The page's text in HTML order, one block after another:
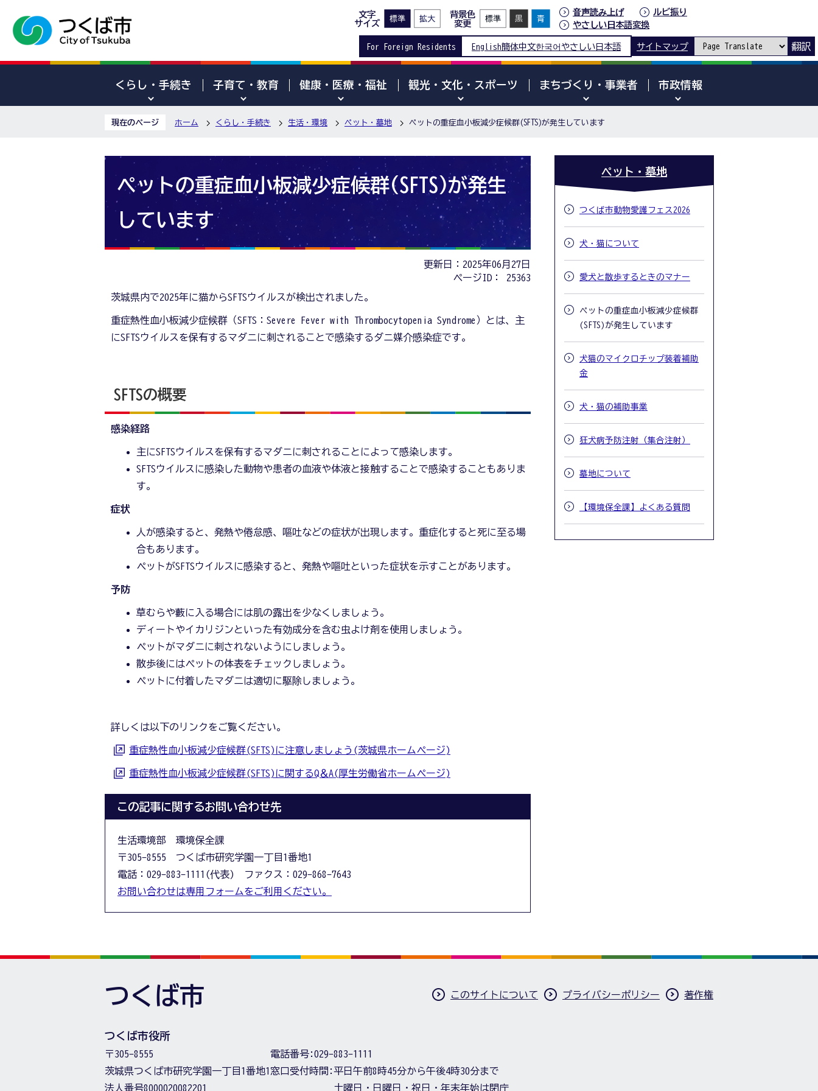
文字
サイズ
背景色
変更
音声読み上げ
ルビ振り
やさしい日本語変換
For Foreign Residents English簡体中文한국어 やさしい日本語 サイトマップ 翻訳
くらし・手続き 子育て・教育 健康・医療・福祉 観光・文化・スポーツ まちづくり・事業者 市政情報
現在のページ ホーム くらし・手続き 生活・環境 ペット・墓地 ペットの重症血小板減少症候群(SFTS)が発生しています
ペットの重症血小板減少症候群(SFTS)が発生
しています
更新日：2025年06月27日
ページID：
25363
茨城県内で2025年に猫からSFTSウイルスが検出されました。
重症熱性血小板減少症候群（SFTS：Severe Fever with Thrombocytopenia Syndrome）とは、主
にSFTSウイルスを保有するマダニに刺されることで感染するダニ媒介感染症です。
SFTSの概要
感染経路
主にSFTSウイルスを保有するマダニに刺されることによって感染します。
SFTSウイルスに感染した動物や患者の血液や体液と接触することで感染することもありま
す。
症状
人が感染すると、発熱や倦怠感、嘔吐などの症状が出現します。重症化すると死に至る場
合もあります。
ペットがSFTSウイルスに感染すると、発熱や嘔吐といった症状を示すことがあります。
予防
草むらや藪に入る場合には肌の露出を少なくしましょう。
ディートやイカリジンといった有効成分を含む虫よけ剤を使用しましょう。
ペットがマダニに刺されないようにしましょう。
散歩後にはペットの体表をチェックしましょう。
ペットに付着したマダニは適切に駆除しましょう。
詳しくは以下のリンクをご覧ください。
重症熱性血小板減少症候群(SFTS)に注意しましょう(茨城県ホームページ)
重症熱性血小板減少症候群(SFTS)に関するQ＆A(厚生労働省ホームページ)
この記事に関するお問い合わせ先
生活環境部 環境保全課
〒305-8555 つくば市研究学園一丁目1番地1
電話：029-883-1111(代表) ファクス：029-868-7643
お問い合わせは専用フォームをご利用ください。
ペット・墓地
つくば市動物愛護フェス2026
犬・猫について
愛犬と散歩するときのマナー
ペットの重症血小板減少症候群
(SFTS)が発生しています
犬猫のマイクロチップ装着補助
金
犬・猫の補助事業
狂犬病予防注射（集合注射）
墓地について
【環境保全課】よくある質問
つくば市 このサイトについて プライバシーポリシー 著作権
つくば市役所
〒305-8555
茨城県つくば市研究学園一丁目1番地1
法人番号8000020082201
電話番号:029-883-1111
窓口受付時間:平日午前8時45分から午後4時30分まで
土曜日・日曜日・祝日・年末年始は閉庁